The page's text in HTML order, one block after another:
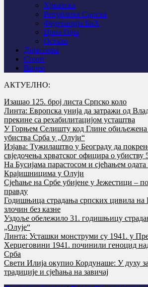
Хрватска
Република Српска
Федерација БиХ
Црна Гора
Остало
Дијаспора
Спорт
Видео
АКТУЕЛНО:
Изашао 125. број листа Српско коло
Линта: Европска унија да затражи од
прекине са рехабилитацијом усташтва
У Горњем Селишту код Глине обиљежена
убиства Срба у „Олуји“
Изјава: Тужилаштво у Београду да
свједочења хрватског официра о убиству
На Бусијама парастосом и сјећањем
Крајишницима у Олуји
Сјећање на Србе убијене у Јежестици –
правду
Годишњица страдања српских цивила на
злочин без казне
Уздоље обележило 31. годишњицу
„Олује“
Линта: Усташки монструми су 1941. у
Херцеговини 1941. починили геноцид
Срба
Свети Илија окупио Кордунаше: У духу
традиције и сјећања на завичај